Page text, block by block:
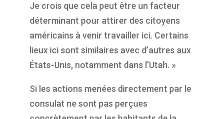
Je crois que cela peut être un facteur
déterminant pour attirer des citoyens
américains à venir travailler ici. Certains
lieux ici sont similaires avec d’autres aux
États-Unis, notamment dans l’Utah. »
Si les actions menées directement par le
consulat ne sont pas perçues